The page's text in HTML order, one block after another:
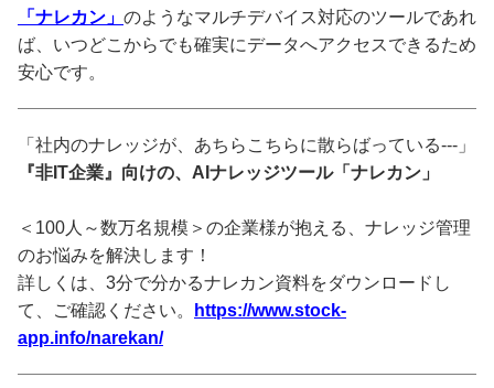
「ナレカン」 のようなマルチデバイス対応のツールであれ
ば、いつどこからでも確実にデータへアクセスできるため
安心です。
「社内のナレッジが、あちらこちらに散らばっている---」
『非IT企業』向けの、AIナレッジツール「ナレカン」
＜100人～数万名規模＞の企業様が抱える、ナレッジ管理
のお悩みを解決します！
詳しくは、3分で分かるナレカン資料をダウンロードし
て、ご確認ください。
https://www.stock-
app.info/narekan/